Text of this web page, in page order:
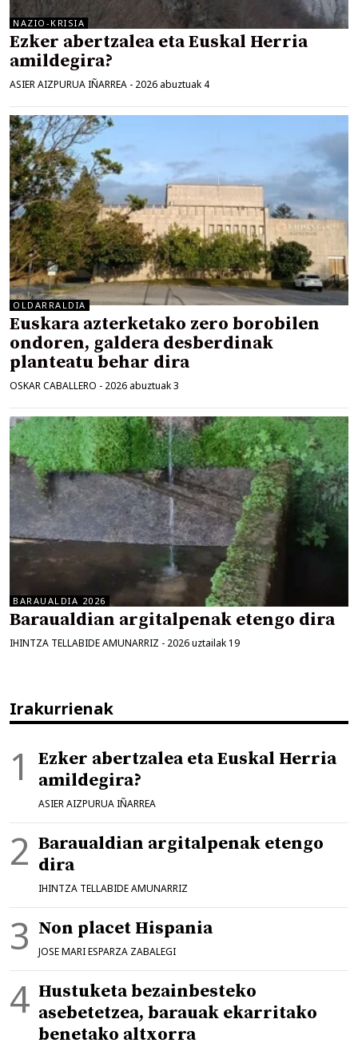
NAZIO-KRISIA
Ezker abertzalea eta Euskal Herria
amildegira?
ASIER AIZPURUA IÑARREA - 2026 abuztuak 4
OLDARRALDIA
Euskara azterketako zero borobilen
ondoren, galdera desberdinak
planteatu behar dira
OSKAR CABALLERO - 2026 abuztuak 3
BARAUALDIA 2026
Baraualdian argitalpenak etengo dira
IHINTZA TELLABIDE AMUNARRIZ - 2026 uztailak 19
Irakurrienak
Ezker abertzalea eta Euskal Herria
amildegira?
ASIER AIZPURUA IÑARREA
Baraualdian argitalpenak etengo
dira
IHINTZA TELLABIDE AMUNARRIZ
Non placet Hispania
JOSE MARI ESPARZA ZABALEGI
Hustuketa bezainbesteko
asebetetzea, barauak ekarritako
benetako altxorra